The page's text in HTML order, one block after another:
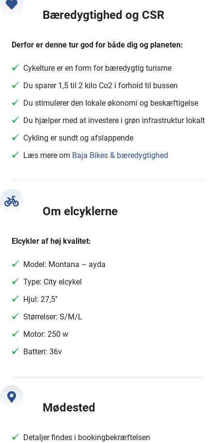
Bæredygtighed og CSR
Derfor er denne tur god for både dig og planeten:
Cykelture er en form for bæredygtig turisme
Du sparer 1,5 til 2 kilo Co2 i forhold til bussen
Du stimulerer den lokale økonomi og beskæftigelse
Du hjælper med at investere i grøn infrastruktur lokalt
Cykling er sundt og afslappende
Læs mere om Baja Bikes & bæredygtighed
Om elcyklerne
Elcykler af høj kvalitet:
Model: Montana – ayda
Type: City elcykel
Hjul: 27,5″
Størrelser: S/M/L
Motor: 250 w
Batteri: 36v
Mødested
Detaljer findes i bookingbekræftelsen